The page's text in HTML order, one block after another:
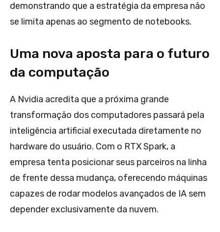
demonstrando que a estratégia da empresa não
se limita apenas ao segmento de notebooks.
Uma nova aposta para o futuro
da computação
A Nvidia acredita que a próxima grande
transformação dos computadores passará pela
inteligência artificial executada diretamente no
hardware do usuário. Com o RTX Spark, a
empresa tenta posicionar seus parceiros na linha
de frente dessa mudança, oferecendo máquinas
capazes de rodar modelos avançados de IA sem
depender exclusivamente da nuvem.